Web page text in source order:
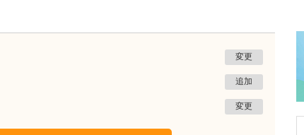
変更
追加
変更